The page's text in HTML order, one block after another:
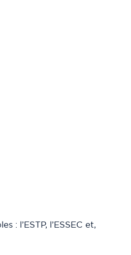
l’ESTP, l’ESSEC et,